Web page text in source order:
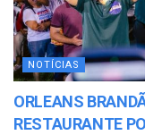
NOTÍCIAS
ORLEANS
RESTAURANTE